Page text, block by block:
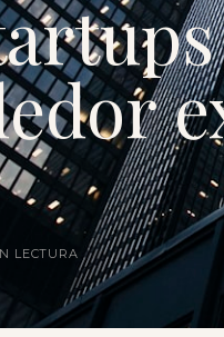
LECTURA